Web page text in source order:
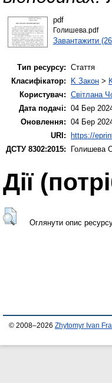
pdf
Голишева.pdf
Завантажити
Тип ресурсу: Стаття
Класифікатор:
K Закон >
Користувач: Світлана
Дата подачі: 04 Бер
Оновлення: 04 Бер
URI:
https://
ДСТУ 8302:2015:
Голишева
Дії
Оглянути опис
© 2008–2026 Zhytomyr Ivan